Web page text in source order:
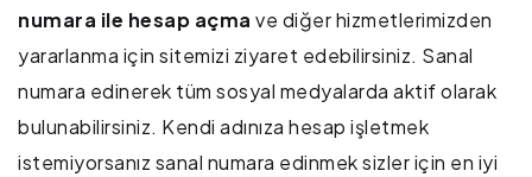
numara ile hesap açma ve diğer hizmetlerimizden
yararlanma için sitemizi ziyaret edebilirsiniz. Sanal
numara edinerek tüm sosyal medyalarda aktif olarak
bulunabilirsiniz. Kendi adınıza hesap işletmek
istemiyorsanız sanal numara edinmek sizler için en iyi